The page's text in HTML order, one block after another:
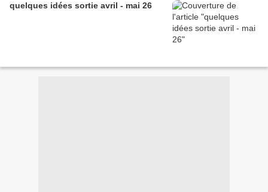
quelques idées sortie avril - mai 26